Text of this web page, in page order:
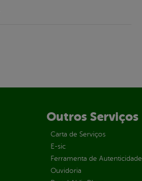
Outros Serviços
Carta de Serviços
E-sic
Ferramenta de Autenticidade
Ouvidoria